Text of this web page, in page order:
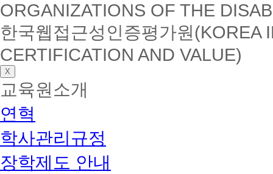
ORGANIZATIONS OF THE
한국웹접근성인증평가원(KOREA
CERTIFICATION AND VALUE)
X
교육원소개
연혁
학사관리규정
장학제도 안내